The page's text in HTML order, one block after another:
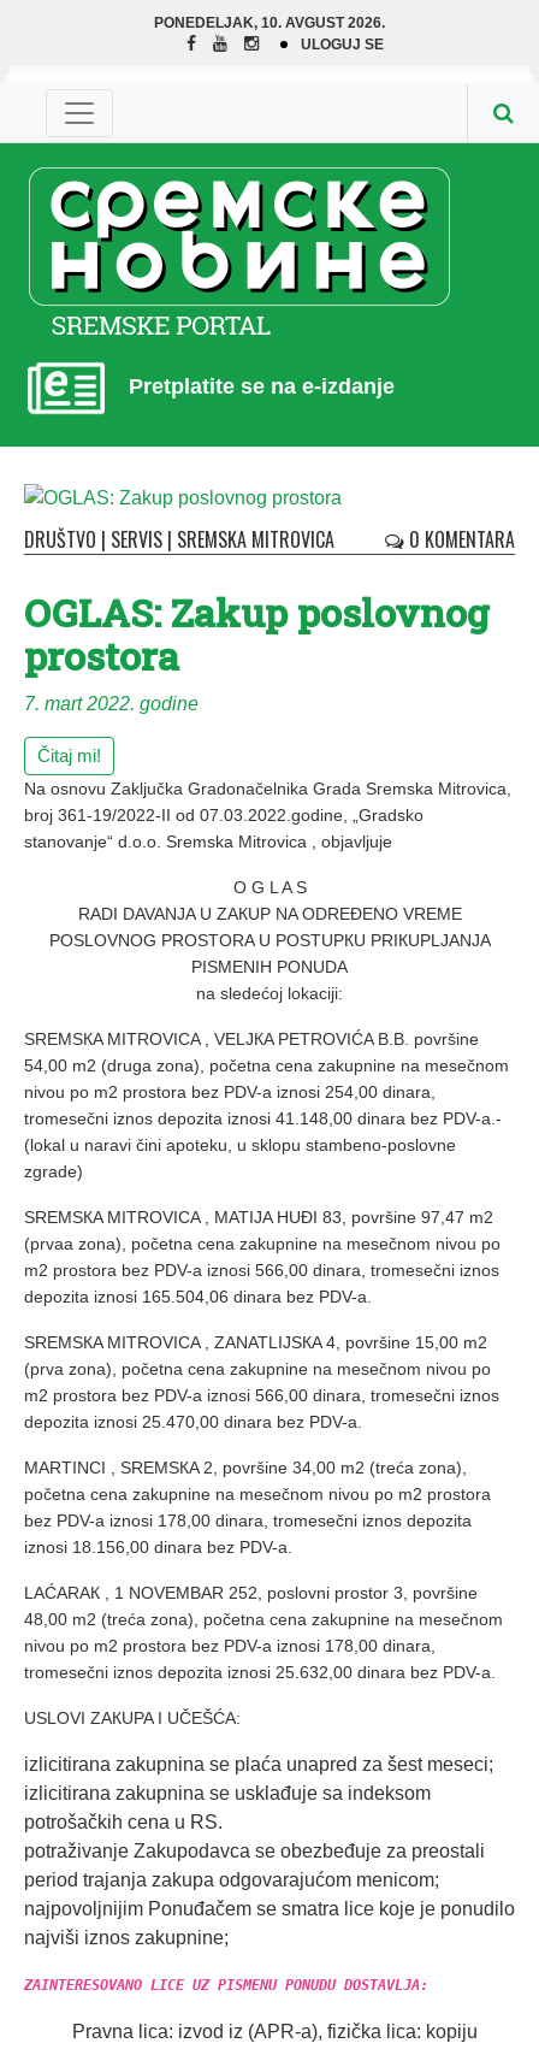
PONEDELJAK, 10. AVGUST 2026.
ULOGUJ SE
Pretplatite se na e-izdanje
DRUŠTVO | SERVIS | SREMSKA MITROVICA 0 KOMENTARA
OGLAS: Zakup poslovnog
prostora
7. mart 2022. godine
Čitaj mi!
Na osnovu Zaključka Gradonačelnika Grada Sremska Mitrovica,
broj 361-19/2022-II od 07.03.2022.godine, „Gradsko
stanovanje“ d.o.o. Sremska Mitrovica , objavljuje
O G L A S
RADI DAVANJA U ZAКUP NA ODREĐENO VREME
POSLOVNOG PROSTORA U POSTUPКU PRIКUPLJANJA
PISMENIH PONUDA
na sledećoj lokaciji:
SREMSКA MITROVICA , VELJКA PETROVIĆA B.B. površine
54,00 m2 (druga zona), početna cena zakupnine na mesečnom
nivou po m2 prostora bez PDV-a iznosi 254,00 dinara,
tromesečni iznos depozita iznosi 41.148,00 dinara bez PDV-a.-
(lokal u naravi čini apoteku, u sklopu stambeno-poslovne
zgrade)
SREMSКA MITROVICA , MATIJA HUĐI 83, površine 97,47 m2
(prvaa zona), početna cena zakupnine na mesečnom nivou po
m2 prostora bez PDV-a iznosi 566,00 dinara, tromesečni iznos
depozita iznosi 165.504,06 dinara bez PDV-a.
SREMSКA MITROVICA , ZANATLIJSКA 4, površine 15,00 m2
(prva zona), početna cena zakupnine na mesečnom nivou po
m2 prostora bez PDV-a iznosi 566,00 dinara, tromesečni iznos
depozita iznosi 25.470,00 dinara bez PDV-a.
MARTINCI , SREMSКA 2, površine 34,00 m2 (treća zona),
početna cena zakupnine na mesečnom nivou po m2 prostora
bez PDV-a iznosi 178,00 dinara, tromesečni iznos depozita
iznosi 18.156,00 dinara bez PDV-a.
LAĆARAК , 1 NOVEMBAR 252, poslovni prostor 3, površine
48,00 m2 (treća zona), početna cena zakupnine na mesečnom
nivou po m2 prostora bez PDV-a iznosi 178,00 dinara,
tromesečni iznos depozita iznosi 25.632,00 dinara bez PDV-a.
USLOVI ZAКUPA I UČEŠĆA:
izlicitirana zakupnina se plaća unapred za šest meseci;
izlicitirana zakupnina se usklađuje sa indeksom
potrošačkih cena u RS.
potraživanje Zakupodavca se obezbeđuje za preostali
period trajanja zakupa odgovarajućom menicom;
najpovoljnijim Ponuđačem se smatra lice koje je ponudilo
najviši iznos zakupnine;
ZAINTERESOVANO LICE UZ PISMENU PONUDU DOSTAVLJA:
Pravna lica: izvod iz (APR-a), fizička lica: kopiju